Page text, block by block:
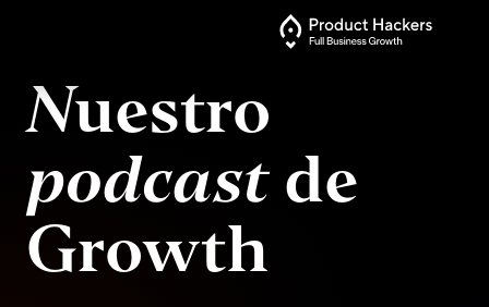
Nuestro
podcastde
Growth